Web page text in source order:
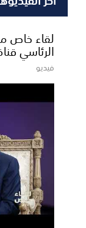
لقاء خاص
الرئاسي قناة
فيديو